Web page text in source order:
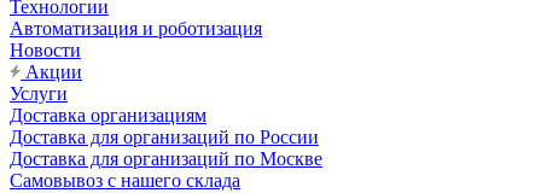
Технологии
Автоматизация и роботизация
Новости
Акции
Услуги
Доставка организациям
Доставка для организаций по России
Доставка для организаций по Москве
Самовывоз с нашего склада